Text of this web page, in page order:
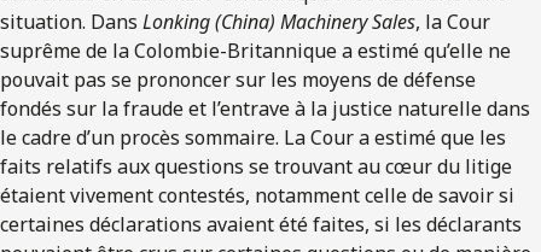
situation. Dans Lonking (China) Machinery Sales, la Cour
suprême de la Colombie-Britannique a estimé qu’elle ne
pouvait pas se prononcer sur les moyens de défense
fondés sur la fraude et l’entrave à la justice naturelle dans
le cadre d’un procès sommaire. La Cour a estimé que les
faits relatifs aux questions se trouvant au cœur du litige
étaient vivement contestés, notamment celle de savoir si
certaines déclarations avaient été faites, si les déclarants